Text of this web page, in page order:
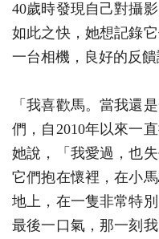
40歲時發現自己對攝
如此之快，她想記錄
一台相機，良好的反饋
「我喜歡馬。當我還
們，自2010年以來一
她說，「我愛過，也
它們抱在懷裡，在小
地上，在一隻非常特
最後一口氣，那一刻